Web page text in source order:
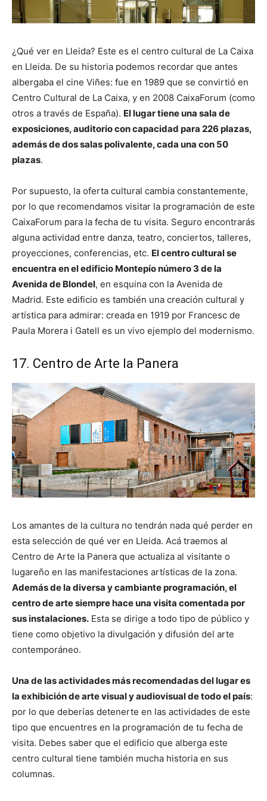
¿Qué ver en Lleida? Este es el centro cultural de La Caixa
en Lleida. De su historia podemos recordar que antes
albergaba el cine Viñes: fue en 1989 que se convirtió en
Centro Cultural de La Caixa, y en 2008 CaixaForum (como
otros a través de España). El lugar tiene una sala de
exposiciones, auditorio con capacidad para 226 plazas,
además de dos salas polivalente, cada una con 50
plazas.
Por supuesto, la oferta cultural cambia constantemente,
por lo que recomendamos visitar la programación de este
CaixaForum para la fecha de tu visita. Seguro encontrarás
alguna actividad entre danza, teatro, conciertos, talleres,
proyecciones, conferencias, etc. El centro cultural se
encuentra en el edificio Montepío número 3 de la
Avenida de Blondel, en esquina con la Avenida de
Madrid. Este edificio es también una creación cultural y
artística para admirar: creada en 1919 por Francesc de
Paula Morera i Gatell es un vivo ejemplo del modernismo.
17. Centro de Arte la Panera
Los amantes de la cultura no tendrán nada qué perder en
esta selección de qué ver en Lleida. Acá traemos al
Centro de Arte la Panera que actualiza al visitante o
lugareño en las manifestaciones artísticas de la zona.
Además de la diversa y cambiante programación, el
centro de arte siempre hace una visita comentada por
sus instalaciones. Esta se dirige a todo tipo de público y
tiene como objetivo la divulgación y difusión del arte
contemporáneo.
Una de las actividades más recomendadas del lugar es
la exhibición de arte visual y audiovisual de todo el país:
por lo que deberías detenerte en las actividades de este
tipo que encuentres en la programación de tu fecha de
visita. Debes saber que el edificio que alberga este
centro cultural tiene también mucha historia en sus
columnas.